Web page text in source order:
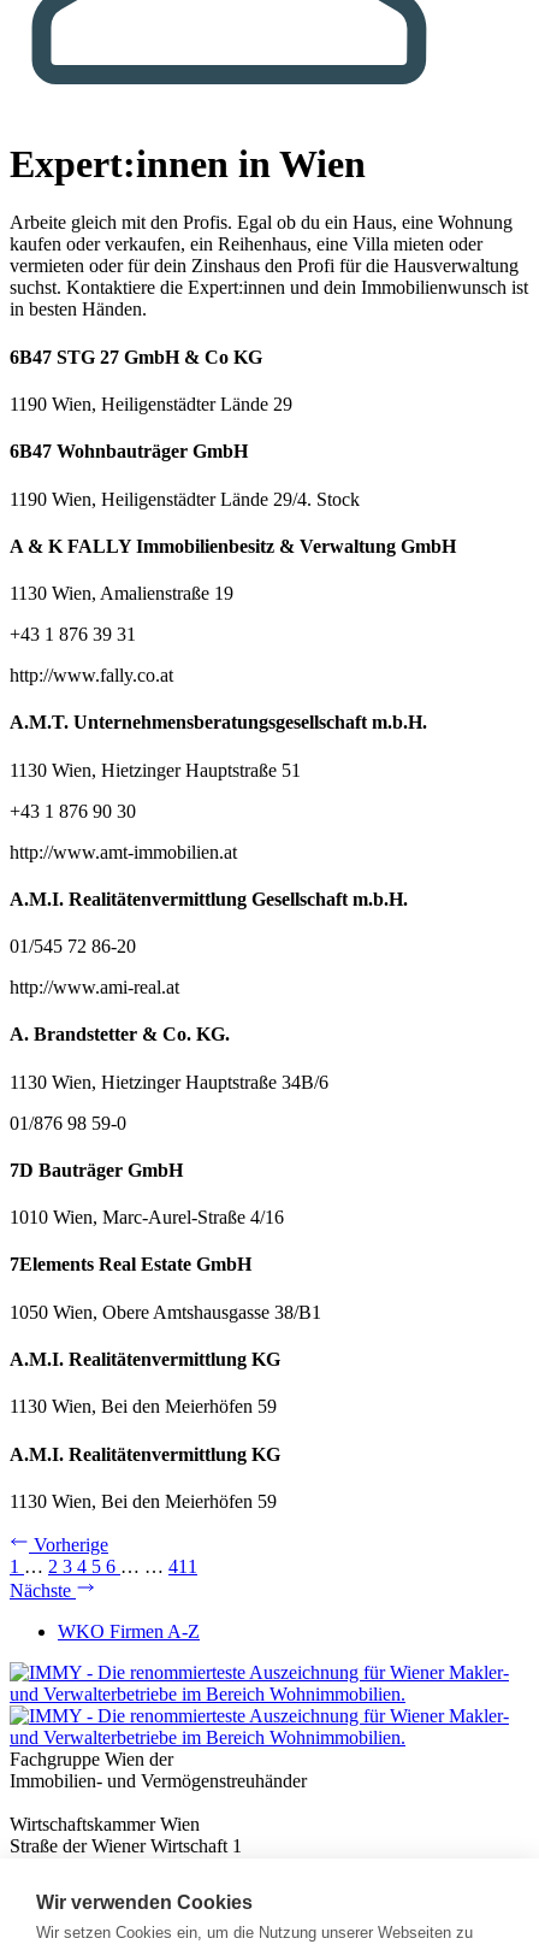
Expert:innen in Wien
Arbeite gleich mit den Profis. Egal ob du ein Haus, eine Wohnung
kaufen oder verkaufen, ein Reihenhaus, eine Villa mieten oder
vermieten oder für dein Zinshaus den Profi für die Hausverwaltung
suchst. Kontaktiere die Expert:innen und dein Immobilienwunsch ist
in besten Händen.
6B47 STG 27 GmbH & Co KG
1190 Wien, Heiligenstädter Lände 29
6B47 Wohnbauträger GmbH
1190 Wien, Heiligenstädter Lände 29/4. Stock
A & K FALLY Immobilienbesitz & Verwaltung GmbH
1130 Wien, Amalienstraße 19
+43 1 876 39 31
http://www.fally.co.at
A.M.T. Unternehmensberatungsgesellschaft m.b.H.
1130 Wien, Hietzinger Hauptstraße 51
+43 1 876 90 30
http://www.amt-immobilien.at
A.M.I. Realitätenvermittlung Gesellschaft m.b.H.
01/545 72 86-20
http://www.ami-real.at
A. Brandstetter & Co. KG.
1130 Wien, Hietzinger Hauptstraße 34B/6
01/876 98 59-0
7D Bauträger GmbH
1010 Wien, Marc-Aurel-Straße 4/16
7Elements Real Estate GmbH
1050 Wien, Obere Amtshausgasse 38/B1
A.M.I. Realitätenvermittlung KG
1130 Wien, Bei den Meierhöfen 59
A.M.I. Realitätenvermittlung KG
1130 Wien, Bei den Meierhöfen 59
Vorherige
1 … 2 3 4 5 6 … … 411
Nächste
WKO Firmen A-Z
Fachgruppe Wien der
Immobilien- und Vermögenstreuhänder
Wirtschaftskammer Wien
Straße der Wiener Wirtschaft 1
Nützliches
Immobilienwissen
Wir verwenden Cookies
Wir setzen Cookies ein, um die Nutzung unserer Webseiten zu